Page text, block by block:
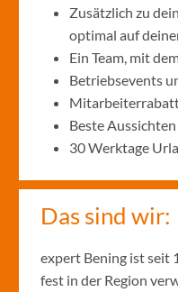
Zusätzlich zu
optimal auf
Ein Team, mit
Betriebsevents
Beste
30 Werktage
Das sind wir:
expert Bening ist seit
fest in der Region